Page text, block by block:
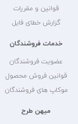
قوانین و مقررات
گزارش خطای فایل
خدمات فروشندگان
عضویت فروشندگان
قوانین فروش محصول
موکاپ های فروشندگان
میهن طرح